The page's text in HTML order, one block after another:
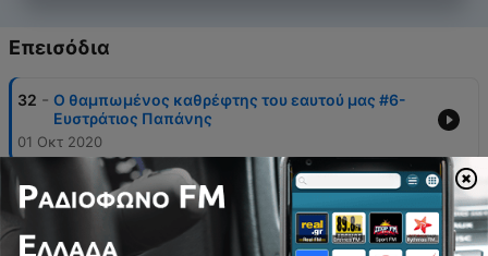
Επεισόδια
32 - Ο θαμπωμένος καθρέφτης του εαυτού μας #6-
Ευστράτιος Παπάνης
01 Οκτ 2020
31
Ο θαμπωμένος καθρέφτης του εαυτού μας #5-
Ευστράτιος Παπάνης